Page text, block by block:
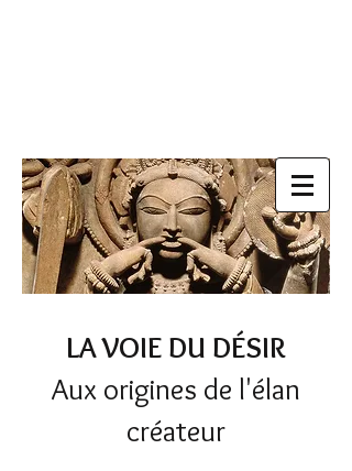
LA VOIE DU DÉSIR
Aux origines de l'élan
créateur